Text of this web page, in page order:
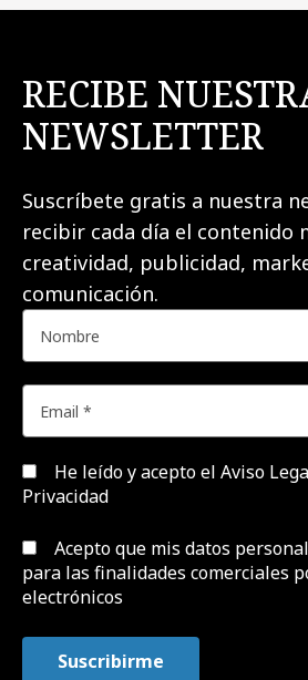
RECIBE
NEWSLETTER
Suscríbete gratis a nuestra
recibir cada día el contenido
creatividad, publicidad,
comunicación.
He leído y acepto el Aviso
Privacidad
Acepto que mis datos
para las finalidades comerciales
electrónicos